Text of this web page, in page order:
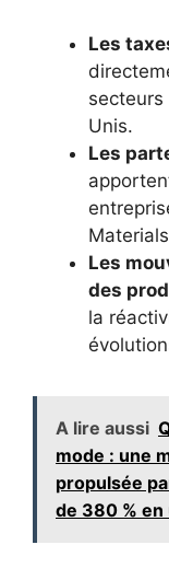
Les
Unis.
Les
Les
des
la
A lire aussi
mode : une
propulsée
de 380 % en